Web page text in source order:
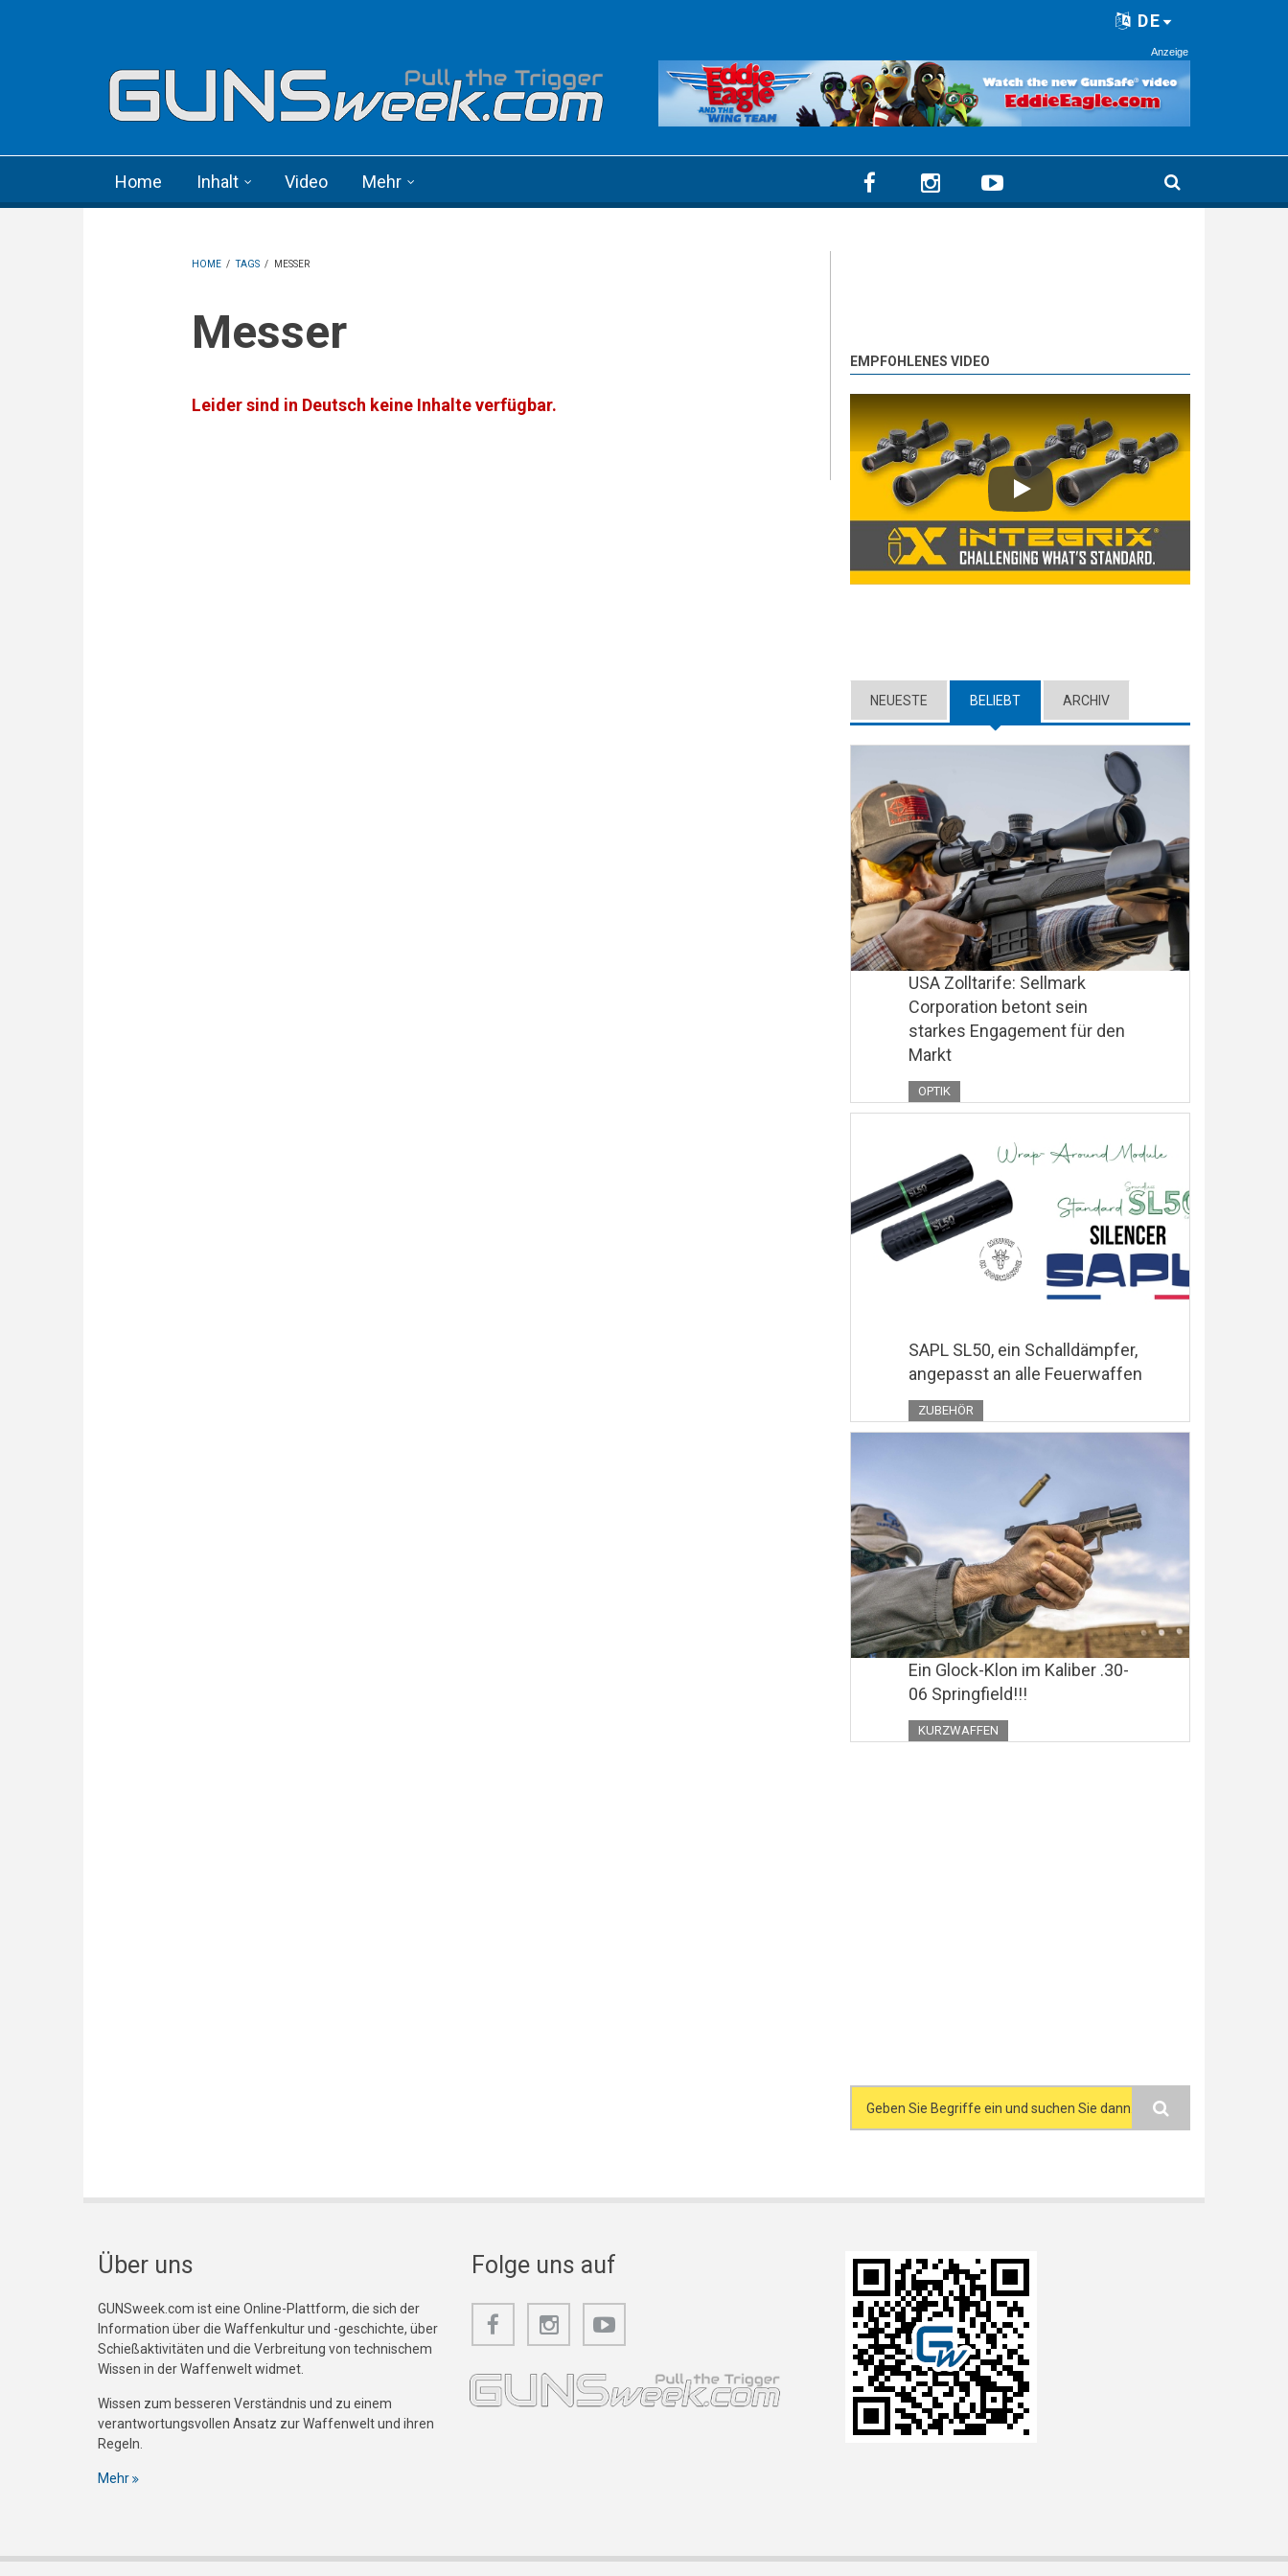
DE
Anzeige
Home Inhalt Video Mehr
HOME / TAGS / MESSER
Messer
Leider sind in Deutsch keine Inhalte verfügbar.
EMPFOHLENES VIDEO
Play
NEUESTE BELIEBT (ACTIVE TAB)
ARCHIV
USA Zolltarife: Sellmark
Corporation betont sein
starkes Engagement für den
Markt
OPTIK
SAPL SL50, ein Schalldämpfer,
angepasst an alle Feuerwaffen
ZUBEHÖR
Ein Glock-Klon im Kaliber .30-
06 Springfield!!!
KURZWAFFEN
Search form
Über uns
GUNSweek.com ist eine Online-Plattform, die sich der
Information über die Waffenkultur und -geschichte, über
Schießaktivitäten und die Verbreitung von technischem
Wissen in der Waffenwelt widmet.
Wissen zum besseren Verständnis und zu einem
verantwortungsvollen Ansatz zur Waffenwelt und ihren
Regeln.
Mehr
Folge uns auf